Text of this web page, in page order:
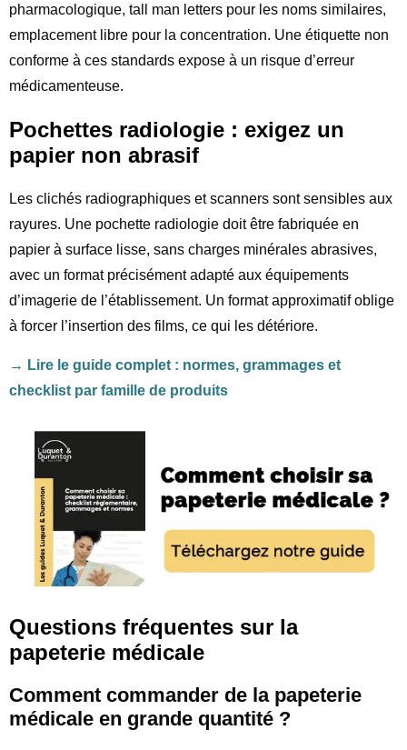
pharmacologique, tall man letters pour les noms similaires,
emplacement libre pour la concentration. Une étiquette non
conforme à ces standards expose à un risque d’erreur
médicamenteuse.
Pochettes radiologie : exigez un
papier non abrasif
Les clichés radiographiques et scanners sont sensibles aux
rayures. Une pochette radiologie doit être fabriquée en
papier à surface lisse, sans charges minérales abrasives,
avec un format précisément adapté aux équipements
d’imagerie de l’établissement. Un format approximatif oblige
à forcer l’insertion des films, ce qui les détériore.
→ Lire le guide complet : normes, grammages et
checklist par famille de produits
Questions fréquentes sur la
papeterie médicale
Comment commander de la papeterie
médicale en grande quantité ?